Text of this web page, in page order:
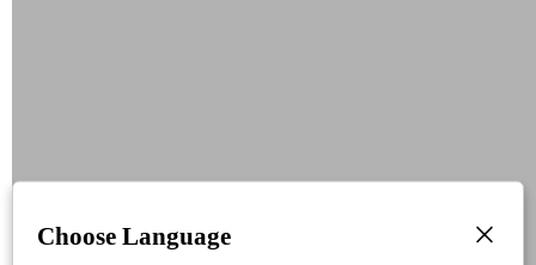
Choose Language